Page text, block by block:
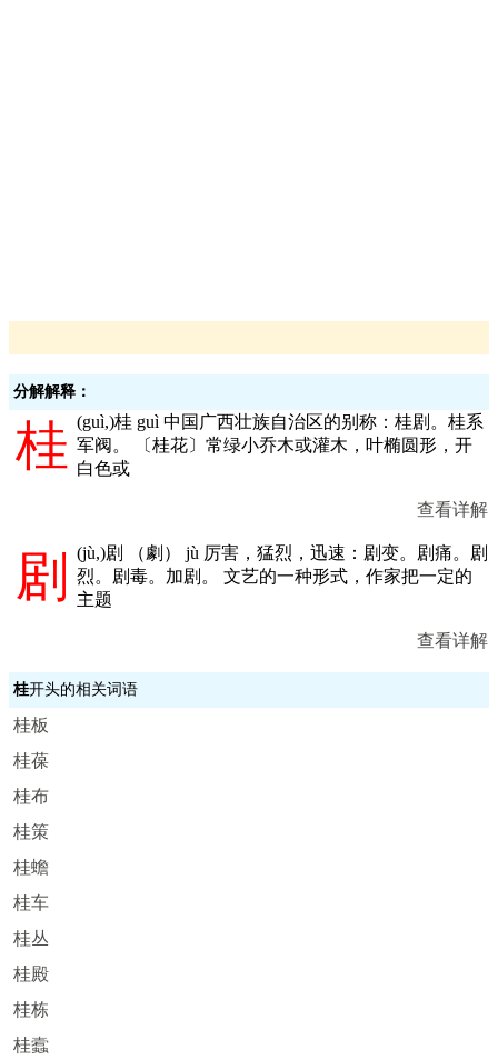
分解解释：
桂 (guì,)桂 guì 中国广西壮族自治区的别称：桂剧。桂系
军阀。 〔桂花〕常绿小乔木或灌木，叶椭圆形，开
白色或
查看详解
剧 (jù,)剧 （劇） jù 厉害，猛烈，迅速：剧变。剧痛。剧
烈。剧毒。加剧。 文艺的一种形式，作家把一定的
主题
查看详解
桂开头的相关词语
桂板
桂葆
桂布
桂策
桂蟾
桂车
桂丛
桂殿
桂栋
桂蠧